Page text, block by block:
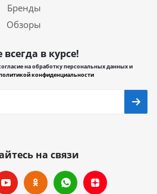
Бренды
Обзоры
всегда в курсе!
на обработку персональных данных и
конфиденциальности
на связи